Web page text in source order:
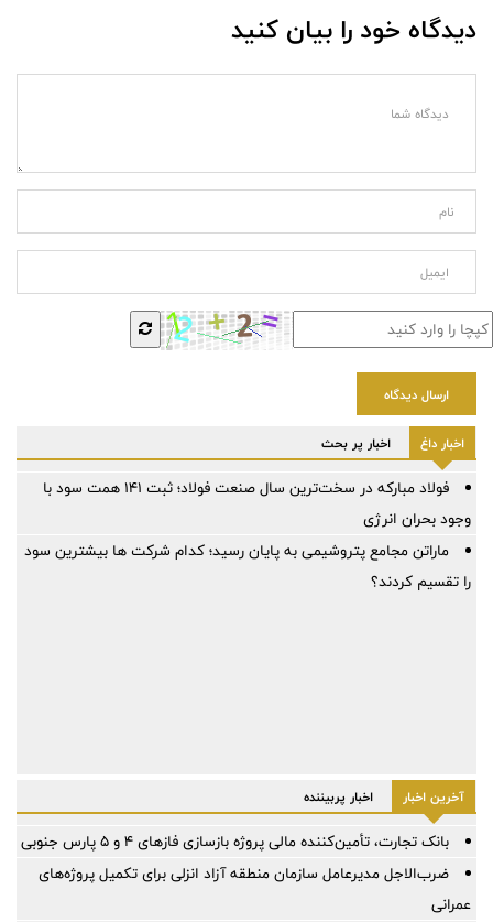
دیدگاه خود را بیان کنید
ارسال دیدگاه
اخبار داغ اخبار پر بحث
فولاد مبارکه در سخت‌ترین سال صنعت فولاد؛ ثبت ۱۴۱ همت سود با
وجود بحران انرژی
ماراتن مجامع پتروشیمی به پایان رسید؛ کدام شرکت ها بیشترین سود
را تقسیم کردند؟
آخرین اخبار اخبار پربیننده
بانک تجارت، تأمین‌کننده مالی پروژه بازسازی فازهای ۴ و ۵ پارس جنوبی
ضرب‌الاجل مدیرعامل سازمان منطقه آزاد انزلی برای تكمیل پروژه‌های
عمرانی